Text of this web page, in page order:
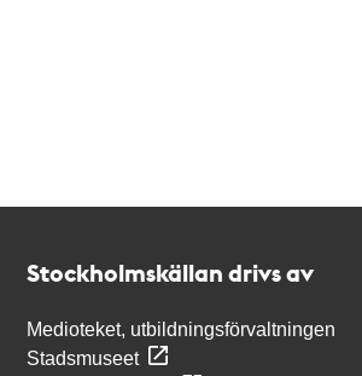
Stockholmskällan drivs av
Medioteket, utbildningsförvaltningen
Stadsmuseet